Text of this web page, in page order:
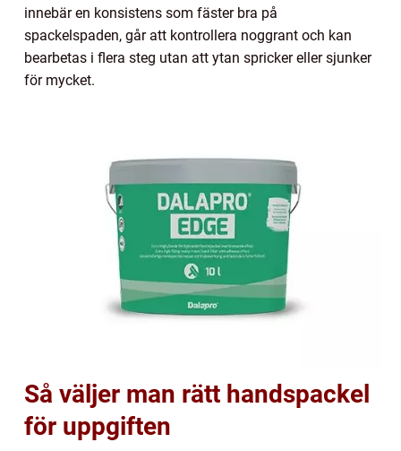
innebär en konsistens som fäster bra på
spackelspaden, går att kontrollera noggrant och kan
bearbetas i flera steg utan att ytan spricker eller sjunker
för mycket.
Så väljer man rätt handspackel
för uppgiften